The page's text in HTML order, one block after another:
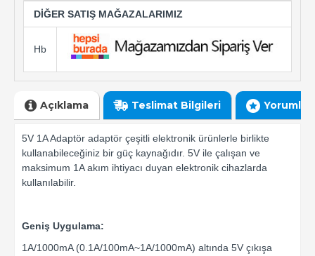
DİĞER SATIŞ MAĞAZALARIMIZ
Hb
Açıklama Teslimat Bilgileri Yorumlar
5V 1A Adaptör adaptör çeşitli elektronik ürünlerle birlikte
kullanabileceğiniz bir güç kaynağıdır. 5V ile çalışan ve
maksimum 1A akım ihtiyacı duyan elektronik cihazlarda
kullanılabilir.
Geniş Uygulama:
1A/1000mA (0.1A/100mA~1A/1000mA) altında 5V çıkışa